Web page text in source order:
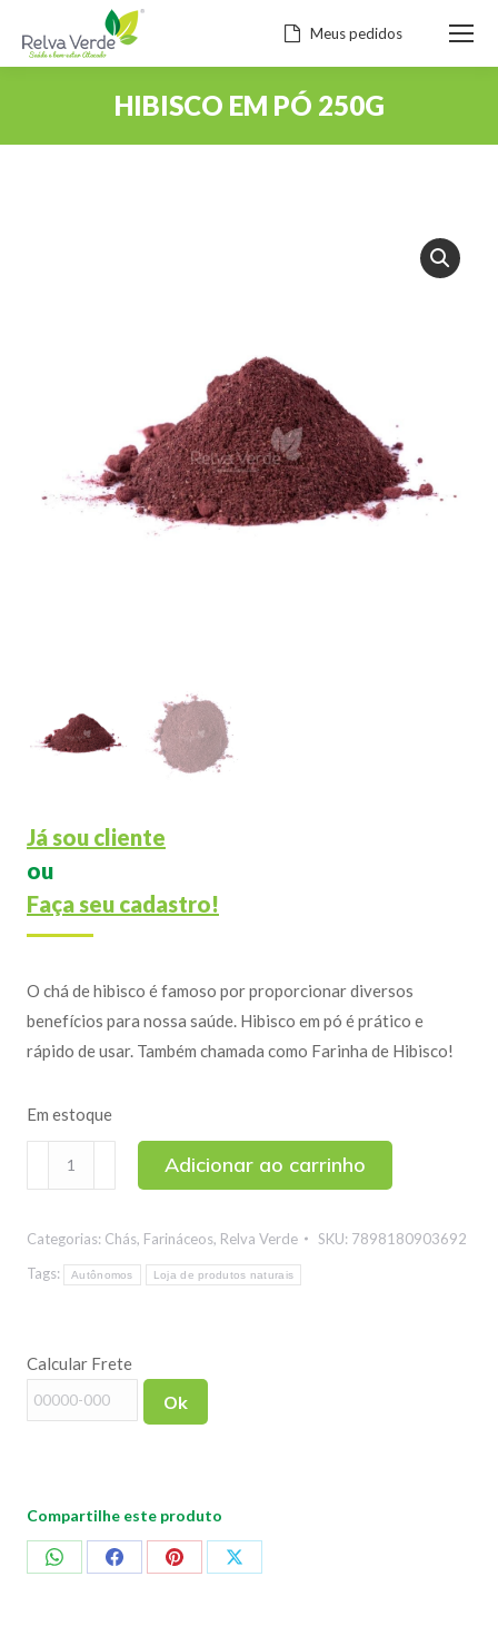
Meus pedidos
HIBISCO EM PÓ 250G
Já sou cliente
ou
Faça seu cadastro!
O chá de hibisco é famoso por proporcionar diversos
benefícios para nossa saúde. Hibisco em pó é prático e
rápido de usar. Também chamada como Farinha de Hibisco!
Em estoque
250g
quantidade
Adicionar ao carrinho
Categorias: Chás, Farináceos, Relva Verde SKU: 7898180903692
Tags:
Autônomos Loja de produtos naturais
Calcular Frete
Ok
Compartilhe este produto
CompartilharCompartilharCompartilharCompartilhar